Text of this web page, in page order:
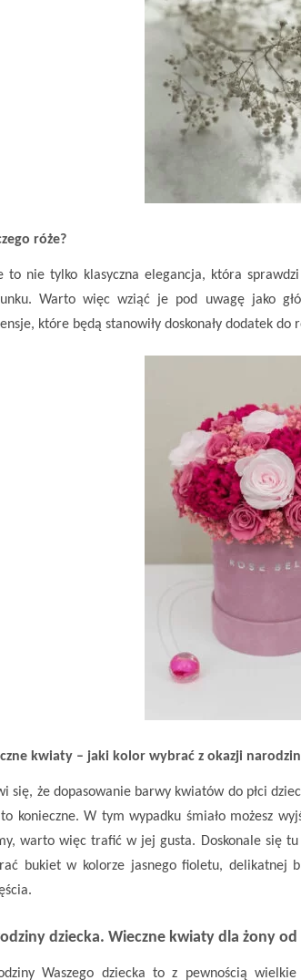
róże?
to nie tylko klasyczna elegancja, która
Warto więc wziąć je pod uwagę jako
które będą stanowiły doskonały dodatek do
kwiaty – jaki kolor wybrać z okazji
się, że dopasowanie barwy kwiatów do płci
konieczne. W tym wypadku śmiało możesz
warto więc trafić w jej gusta. Doskonale się
bukietw kolorze jasnego fioletu, delikatnej
dziecka. Wieczne kwiaty dla żony od
Waszego dziecka to z pewnością wielkie